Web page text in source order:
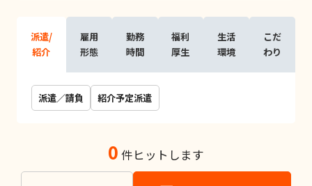
派遣/
紹介
雇用
形態
勤務
時間
福利
厚生
生活
環境
こだ
わり
派遣／請負 紹介予定派遣
0 件ヒットします